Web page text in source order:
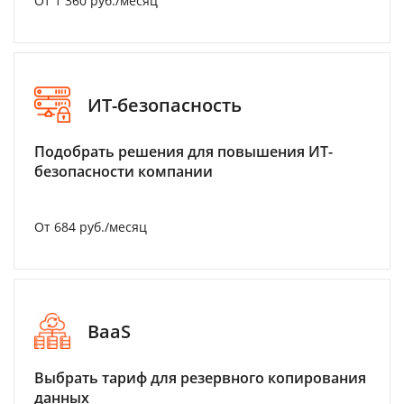
ИТ-безопасность
Подобрать решения для повышения ИТ-
безопасности компании
От 684 руб./месяц
BaaS
Выбрать тариф для резервного копирования
данных